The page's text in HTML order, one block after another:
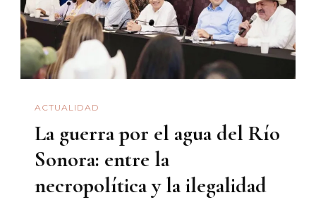
ACTUALIDAD
La guerra por el agua del Río
Sonora: entre la
necropolítica y la ilegalidad